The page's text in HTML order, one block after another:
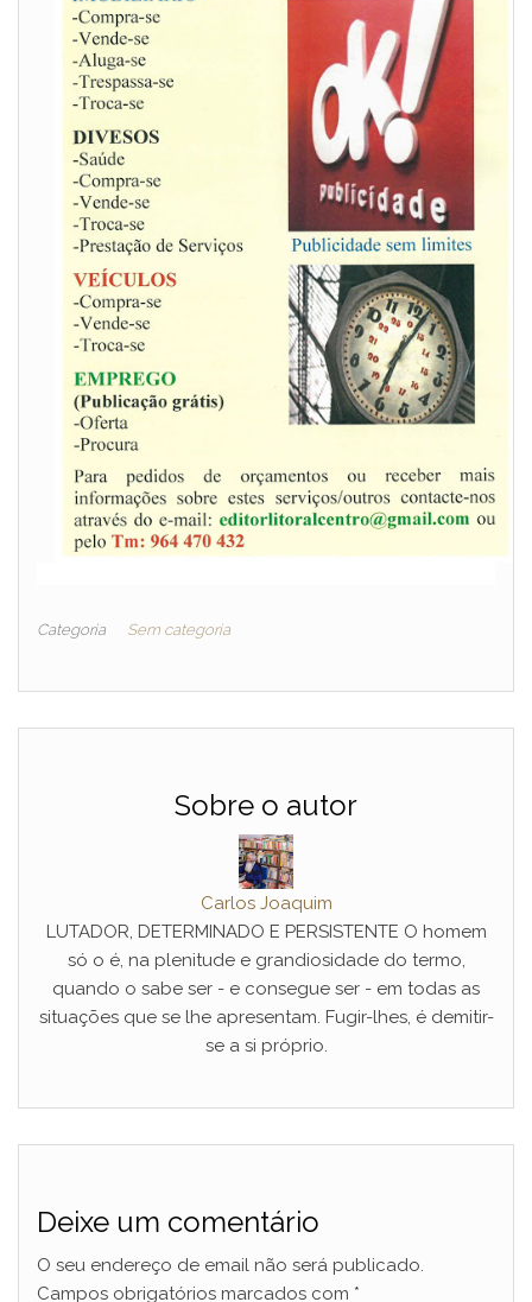
Categoria Sem categoria
Sobre o autor
Carlos Joaquim
LUTADOR, DETERMINADO E PERSISTENTE O homem
só o é, na plenitude e grandiosidade do termo,
quando o sabe ser - e consegue ser - em todas as
situações que se lhe apresentam. Fugir-lhes, é demitir-
se a si próprio.
Deixe um comentário
O seu endereço de email não será publicado.
Campos obrigatórios marcados com *